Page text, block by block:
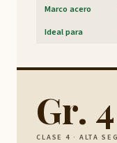
Marco acero
Ideal para
Gr. 4
CLASE 4 · ALTA